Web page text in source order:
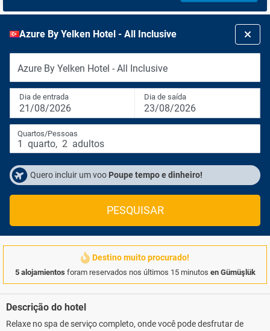
Azure By Yelken Hotel - All Inclusive
Azure By Yelken Hotel - All Inclusive
Dia de entrada
21/08/2026
Dia de saída
23/08/2026
Quartos/Pessoas
1 quarto, 2 adultos
Quero incluir um voo Poupe tempo e dinheiro!
PESQUISAR
Destino muito procurado!
5 alojamientos foram reservados nos últimos 15 minutos en Gümüşlük
Descrição do hotel
Relaxe no spa de serviço completo, onde você pode desfrutar de